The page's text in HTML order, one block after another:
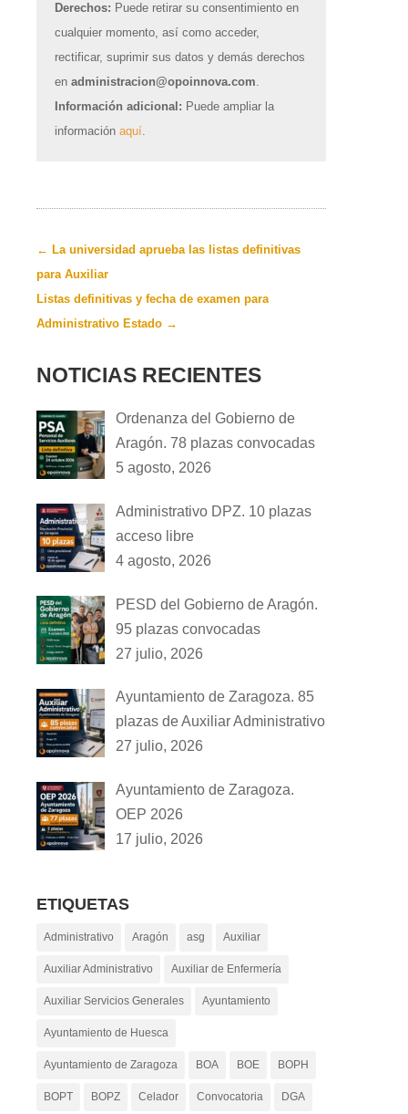
Derechos: Puede retirar su consentimiento en
cualquier momento, así como acceder,
rectificar, suprimir sus datos y demás derechos
en administracion@opoinnova.com.
Información adicional: Puede ampliar la
información aquí.
← La universidad aprueba las listas definitivas
para Auxiliar
Listas definitivas y fecha de examen para
Administrativo Estado→
NOTICIAS RECIENTES
Ordenanza del Gobierno de
Aragón. 78 plazas convocadas
5 agosto, 2026
Administrativo DPZ. 10 plazas
acceso libre
4 agosto, 2026
PESD del Gobierno de Aragón.
95 plazas convocadas
27 julio, 2026
Ayuntamiento de Zaragoza. 85
plazas de Auxiliar Administrativo
27 julio, 2026
Ayuntamiento de Zaragoza.
OEP 2026
17 julio, 2026
ETIQUETAS
Administrativo Aragón asg Auxiliar
Auxiliar Administrativo Auxiliar de Enfermería
Auxiliar Servicios Generales Ayuntamiento
Ayuntamiento de Huesca
Ayuntamiento de Zaragoza BOA BOE BOPH
BOPT BOPZ Celador Convocatoria DGA